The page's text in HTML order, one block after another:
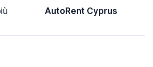
AutoRent Cyprus